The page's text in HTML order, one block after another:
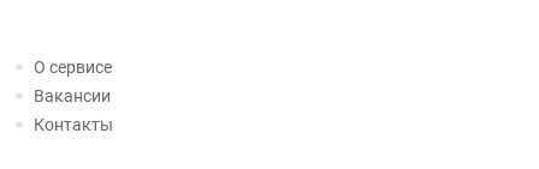
О сервисе
Вакансии
Контакты